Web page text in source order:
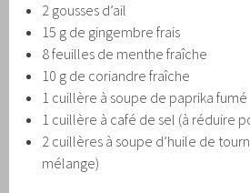
2 gousses d’ail
15 g de gingembre frais
8 feuilles de menthe fraîche
10 g de coriandre fraîche
1 cuillère à soupe de paprika fumé
1 cuillère à café de sel (à réduire
2 cuillères à soupe d’huile de
mélange)